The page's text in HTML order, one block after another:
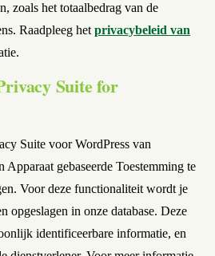
zoals het totaalbedrag van de
Raadpleeg het privacybeleid van
Suite for
Suite voor WordPress van
gebaseerde Toestemming te
Voor deze functionaliteit wordt je
opgeslagen in onze database. Deze
identificeerbare informatie, en